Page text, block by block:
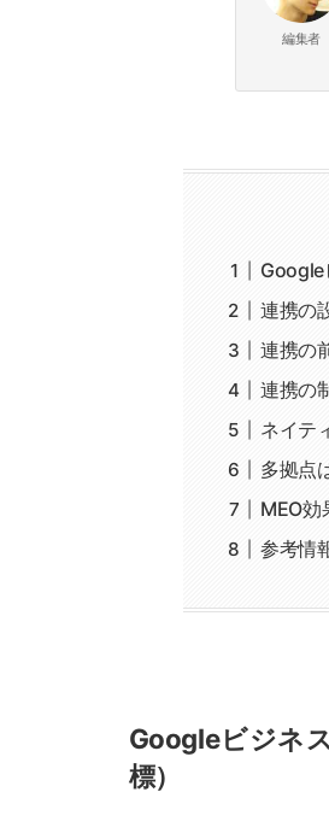
編集者
Google
連携の
連携の
連携の
ネイテ
多拠点
MEO効
参考情
Googleビジネ
標）